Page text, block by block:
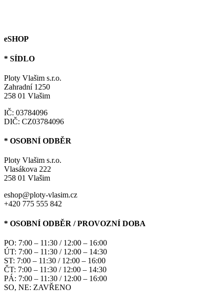
eSHOP
* SÍDLO
Ploty Vlašim s.r.o.
Zahradní 1250
258 01 Vlašim
IČ: 03784096
DIČ: CZ03784096
* OSOBNÍ ODBĚR
Ploty Vlašim s.r.o.
Vlasákova 222
258 01 Vlašim
eshop@ploty-vlasim.cz
+420 775 555 842
* OSOBNÍ ODBĚR / PROVOZNÍ DOBA
PO: 7:00 – 11:30 / 12:00 – 16:00
ÚT: 7:00 – 11:30 / 12:00 – 14:30
ST: 7:00 – 11:30 / 12:00 – 16:00
ČT: 7:00 – 11:30 / 12:00 – 14:30
PÁ: 7:00 – 11:30 / 12:00 – 16:00
SO, NE: ZAVŘENO